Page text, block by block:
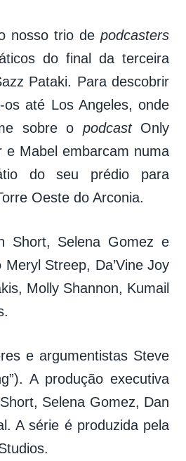
nosso trio de podcasters
do final da terceira
Pataki. Para descobrir
até Los Angeles, onde
sobre o podcast Only
e Mabel embarcam numa
do seu prédio para
Oeste do Arconia.
Short, Selena Gomez e
Streep, Da’Vine Joy
Molly Shannon, Kumail
e argumentistas Steve
A produção executiva
Selena Gomez, Dan
A série é produzida pela